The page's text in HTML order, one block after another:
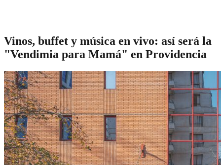
Vinos, buffet y música en vivo: así será la
"Vendimia para Mamá" en Providencia